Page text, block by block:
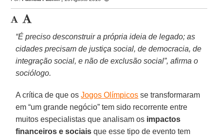
“É preciso desconstruir a própria ideia de legado; as
cidades precisam de justiça social, de democracia, de
integração social, e não de exclusão social”, afirma o
sociólogo.
A crítica de que osJogos Olímpicos se transformaram
em “um grande negócio” tem sido recorrente entre
muitos especialistas que analisam os impactos
financeiros e sociais que esse tipo de evento tem